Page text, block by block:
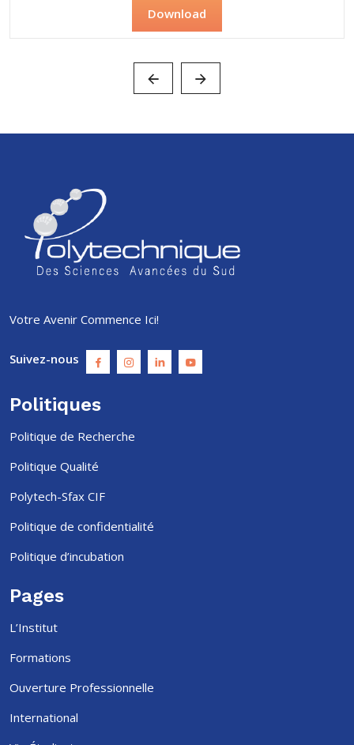
Download
Votre Avenir Commence Ici!
Suivez-nous
Politiques
Politique de Recherche
Politique Qualité
Polytech-Sfax CIF
Politique de confidentialité
Politique d’incubation
Pages
L’Institut
Formations
Ouverture Professionnelle
International